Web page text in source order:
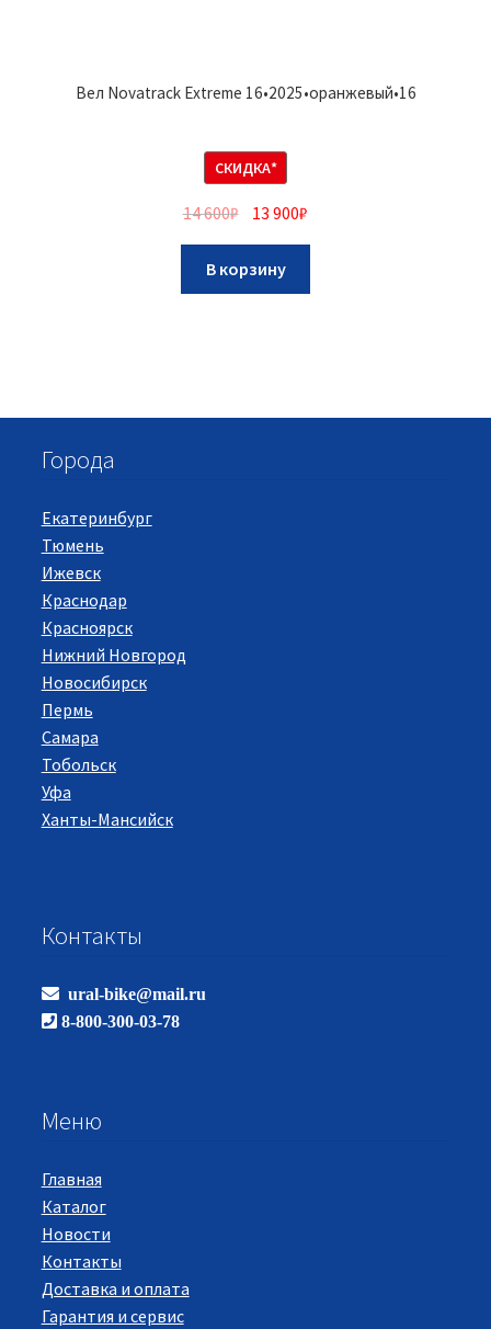
Вел Novatrack Extreme 16•2025•оранжевый•16
СКИДКА*
14 600₽ 13 900₽
В корзину
Города
Екатеринбург
Тюмень
Ижевск
Краснодар
Красноярск
Нижний Новгород
Новосибирск
Пермь
Самара
Тобольск
Уфа
Ханты-Мансийск
Контакты
ural-bike@mail.ru
8-800-300-03-78
Меню
Главная
Каталог
Новости
Контакты
Доставка и оплата
Гарантия и сервис